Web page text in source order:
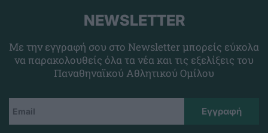
NEWSLETTER
Με την εγγραφή σου στο Newsletter μπορείς εύκολα
να παρακολουθείς όλα τα νέα και τις εξελίξεις του
Παναθηναϊκού Αθλητικού Ομίλου